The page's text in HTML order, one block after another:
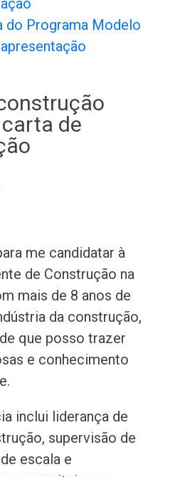
do Programa Modelo
de
me candidatar à
de Construção na
mais de 8 anos de
da construção,
que posso trazer
e conhecimento
inclui liderança de
supervisão de
escala e